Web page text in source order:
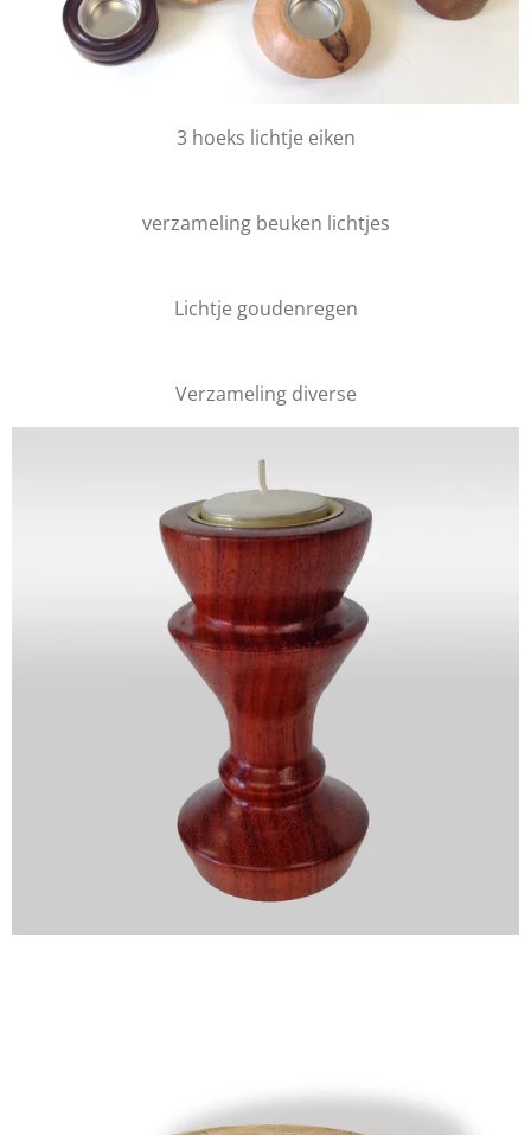
3 hoeks lichtje eiken
verzameling beuken lichtjes
Lichtje goudenregen
Verzameling diverse